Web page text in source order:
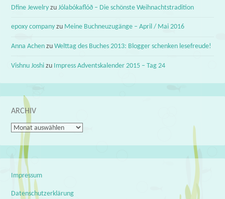
Dfine Jewelry zuJólabókaflóð – Die schönste Weihnachtstradition
epoxy company zu Meine Buchneuzugänge – April / Mai 2016
Anna Achen zuWelttag des Buches 2013: Blogger schenken lesefreude!
Vishnu Joshi zu Impress Adventskalender 2015 – Tag 24
ARCHIV
Archiv
Impressum
Datenschutzerklärung